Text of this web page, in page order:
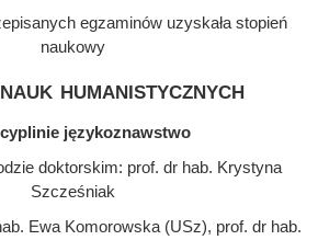
egzaminów uzyskała stopień
naukowy
humanistycznych
językoznawstwo
doktorskim: prof. dr hab. Krystyna
Szcześniak
Ewa Komorowska (USz), prof. dr hab.